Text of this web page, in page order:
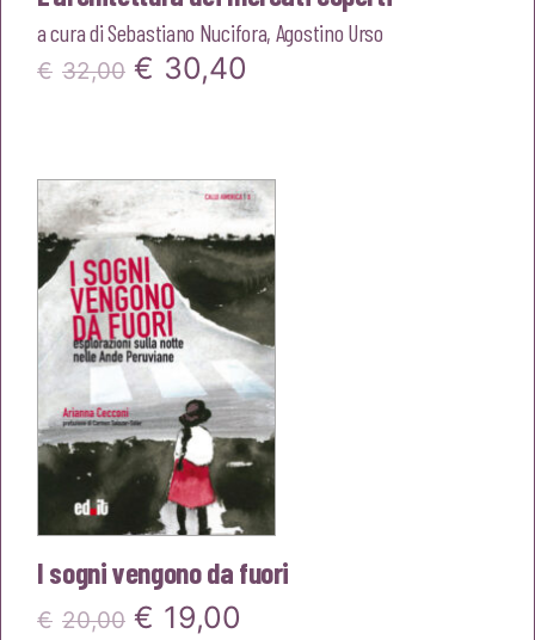
a cura diSebastiano Nucifora, Agostino Urso
€ 32,00 Il
era:
€32,00.
€ 30,40
è:
€30,40.
I sogni vengono da fuori
€ 20,00 Il
€ 19,00